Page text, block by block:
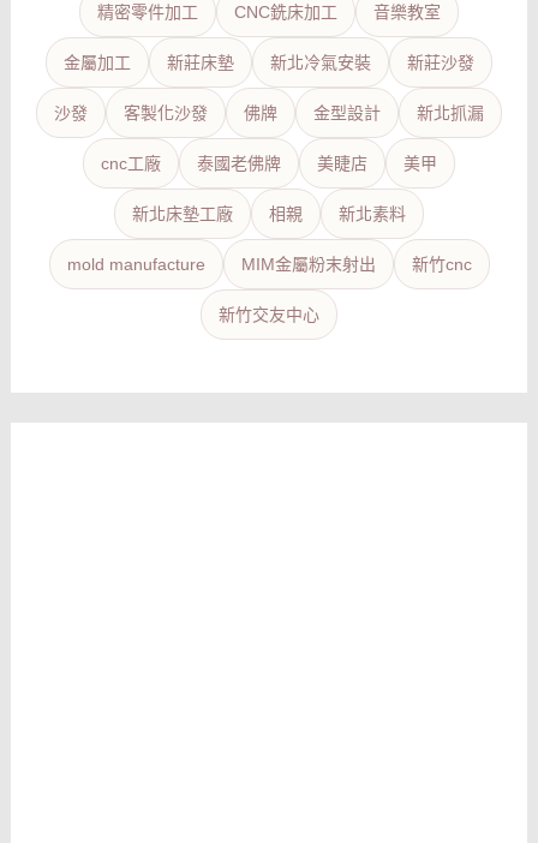
精密零件加工 CNC銑床加工 音樂教室
金屬加工 新莊床墊 新北冷氣安裝 新莊沙發
沙發 客製化沙發 佛牌 金型設計 新北抓漏
cnc工廠 泰國老佛牌 美睫店 美甲
新北床墊工廠 相親 新北素料
mold manufacture MIM金屬粉末射出 新竹cnc
新竹交友中心